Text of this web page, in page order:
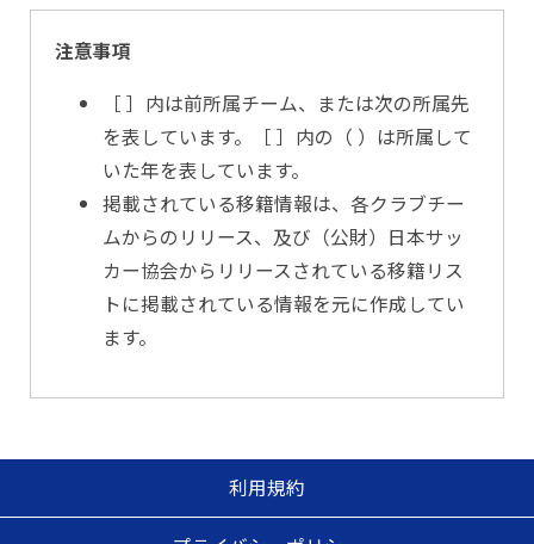
注意事項
［ ］内は前所属チーム、または次の所属先
を表しています。［ ］内の（ ）は所属して
いた年を表しています。
掲載されている移籍情報は、各クラブチー
ムからのリリース、及び（公財）日本サッ
カー協会からリリースされている移籍リス
トに掲載されている情報を元に作成してい
ます。
利用規約